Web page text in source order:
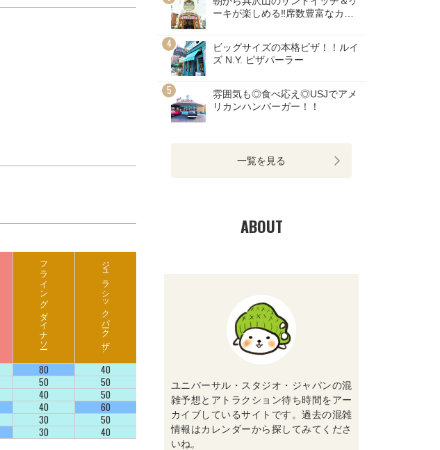
フライング ダイナソー ジ
ュ
ラ
シ
ッ
ク
パ
ーク
ザ
ラ
イ
ド
80 40
50 50
40 50
40 60
30 50
30 40
ーキが楽しめる‼席数豊富なカフ
ビッグサイズの本格ピザ！！ルイ
ズ N.Y. ピザパーラー
雰囲気も◎食べ応え◎USJでアメ
リカンハンバーガー！！
一覧を見る
ABOUT
ユニバーサル・スタジオ・ジャパンの混
雑予想とアトラクション待ち時間をアー
カイブしているサイトです。過去の混雑
情報はカレンダーから探してみてくださ
いね。